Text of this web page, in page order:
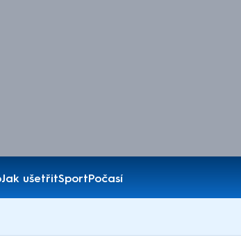
Jak ušetřitSportPočasí